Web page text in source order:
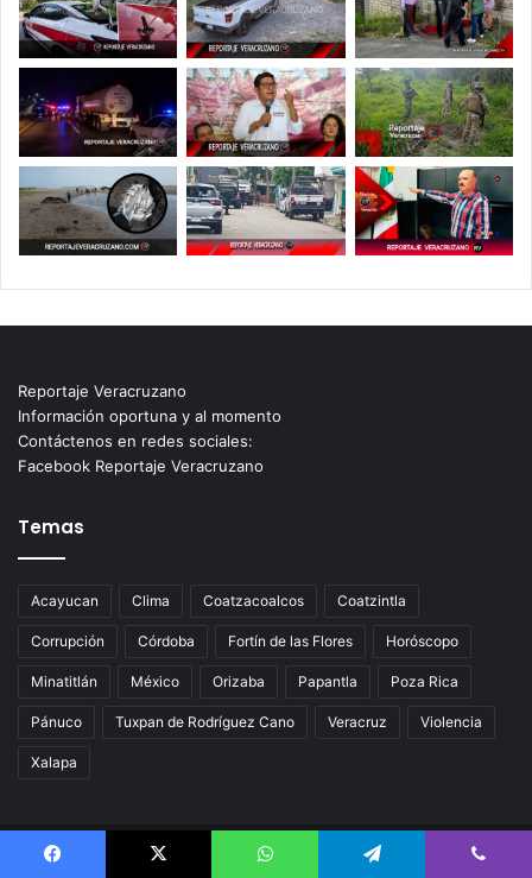
Reportaje Veracruzano
Información oportuna y al momento
Contáctenos en redes sociales:
Facebook Reportaje Veracruzano
Temas
Acayucan Clima Coatzacoalcos Coatzintla
Corrupción Córdoba Fortín de las Flores Horóscopo
Minatitlán México Orizaba Papantla Poza Rica
Pánuco Tuxpan de Rodríguez Cano Veracruz Violencia
Xalapa
© Copyright 2026, Todos los derechos reservados |